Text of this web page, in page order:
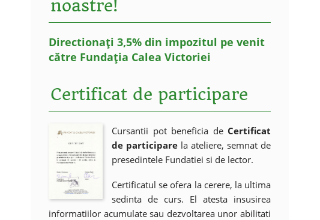
noastre!
Directionați 3,5% din impozitul pe venit
către Fundația Calea Victoriei
Certificat de participare
Cursantii pot beneficia de Certificat
de participare la ateliere, semnat de
presedintele Fundatiei si de lector.
Certificatul se ofera la cerere, la ultima
sedinta de curs. El atesta insusirea
informatiilor acumulate sau dezvoltarea unor abilitati